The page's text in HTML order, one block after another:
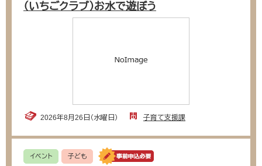
（いちごクラブ）お水で遊ぼう
2026年8月26日（水曜日） 子育て支援課
イベント 子ども